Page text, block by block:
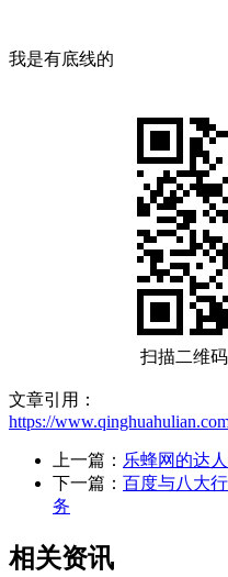
我是有底线的
扫描二维
文章引用：
https://
上一篇： 乐蜂网的达
下一篇： 百度与八大
务
相关资讯